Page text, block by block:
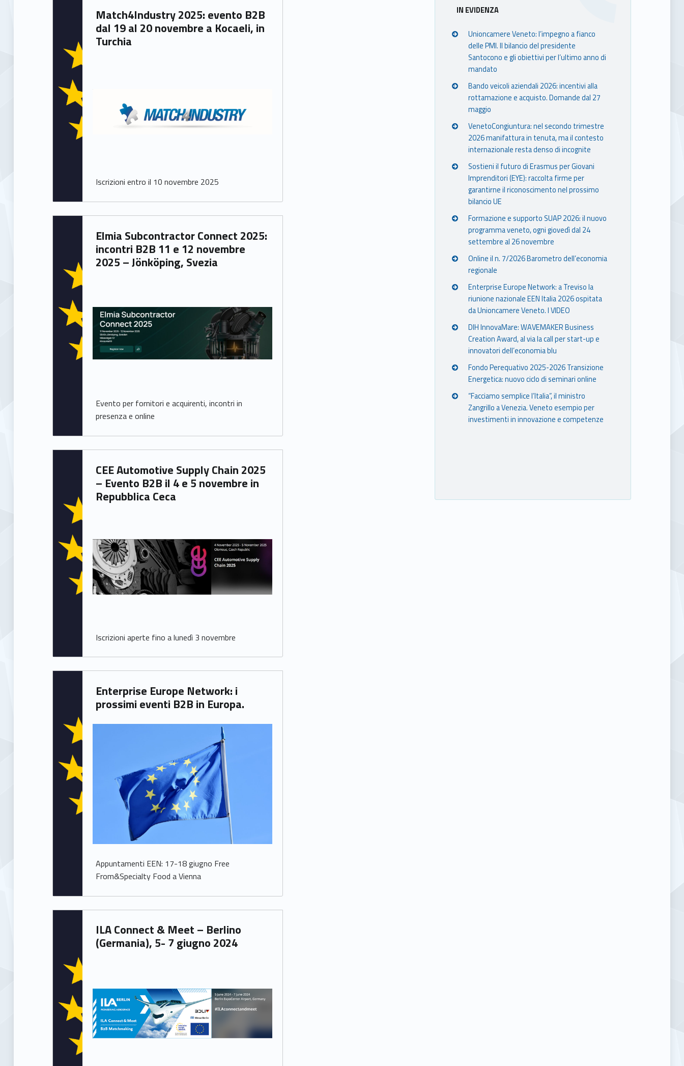
b
r
s
e
t
Match4Industry 2025: evento B2B
dal 19 al 20 novembre a Kocaeli, in
Turchia
Iscrizioni entro il 10 novembre 2025
Elmia Subcontractor Connect 2025:
incontri B2B 11 e 12 novembre
2025 – Jönköping, Svezia
Evento per fornitori e acquirenti, incontri in
presenza e online
CEE Automotive Supply Chain 2025
– Evento B2B il 4 e 5 novembre in
Repubblica Ceca
Iscrizioni aperte fino a lunedì 3 novembre
Enterprise Europe Network: i
prossimi eventi B2B in Europa.
Appuntamenti EEN: 17-18 giugno Free
From&Specialty Food a Vienna
ILA Connect & Meet – Berlino
(Germania), 5- 7 giugno 2024
Sidebar
IN EVIDENZA
Unioncamere Veneto: l’impegno a fianco
delle PMI. Il bilancio del presidente
Santocono e gli obiettivi per l’ultimo anno di
mandato
Bando veicoli aziendali 2026: incentivi alla
rottamazione e acquisto. Domande dal 27
maggio
VenetoCongiuntura: nel secondo trimestre
2026 manifattura in tenuta, ma il contesto
internazionale resta denso di incognite
Sostieni il futuro di Erasmus per Giovani
Imprenditori (EYE): raccolta firme per
garantirne il riconoscimento nel prossimo
bilancio UE
Formazione e supporto SUAP 2026: il nuovo
programma veneto, ogni giovedì dal 24
settembre al 26 novembre
Online il n. 7/2026 Barometro dell’economia
regionale
Enterprise Europe Network: a Treviso la
riunione nazionale EEN Italia 2026 ospitata
da Unioncamere Veneto. I VIDEO
DIH InnovaMare: WAVEMAKER Business
Creation Award, al via la call per start-up e
innovatori dell’economia blu
Fondo Perequativo 2025-2026 Transizione
Energetica: nuovo ciclo di seminari online
“Facciamo semplice l’Italia”, il ministro
Zangrillo a Venezia. Veneto esempio per
investimenti in innovazione e competenze